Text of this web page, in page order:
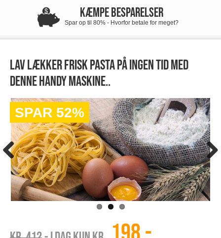
KÆMPE BESPARELSER
Spar op til 80% - Hvorfor betale for meget?
Lav lækker frisk pasta på ingen tid med
denne handy maskine..
SPAR 52%